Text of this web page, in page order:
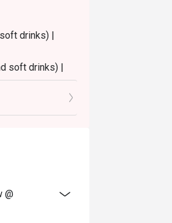
drinks) |
soft drinks) |
events
any other
@